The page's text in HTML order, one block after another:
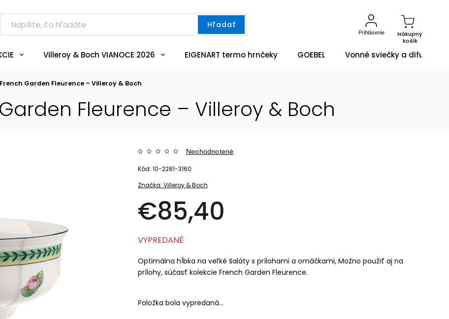
Hľadať
Nákupný
košík
Prihlásenie
Villeroy & Boch VIANOCE 2026 EIGENART termo hrnčeky GOEBEL Vonné sviečky a difuzéry
Garden Fleurence – Villeroy & Boch
Fleurence – Villeroy & Boch
Značka:Villeroy & Boch
Neohodnotené
€85,40
Kód: 10-2281-3160
Optimálna hĺbka na veľké šaláty s prílohami a omáčkami, Možno použiť aj na
prílohy, súčasť kolekcie French Garden Fleurence.
Položka bola vypredaná…
VYPREDANÉ